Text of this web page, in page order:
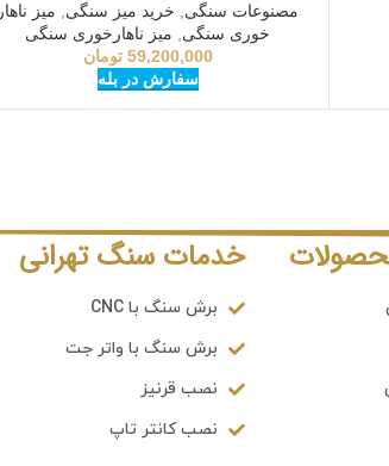
مصنوعات سنگی خرید میز سنگی
میز ناهار
خوری سنگی
میز ناهارخوری سنگی
59,200,000 تومان
سفارش در بله
خدمات سنگ تهرانی
برش سنگ با CNC
برش سنگ با واتر جت
نصب قرنیز
نصب کانتر تاپ